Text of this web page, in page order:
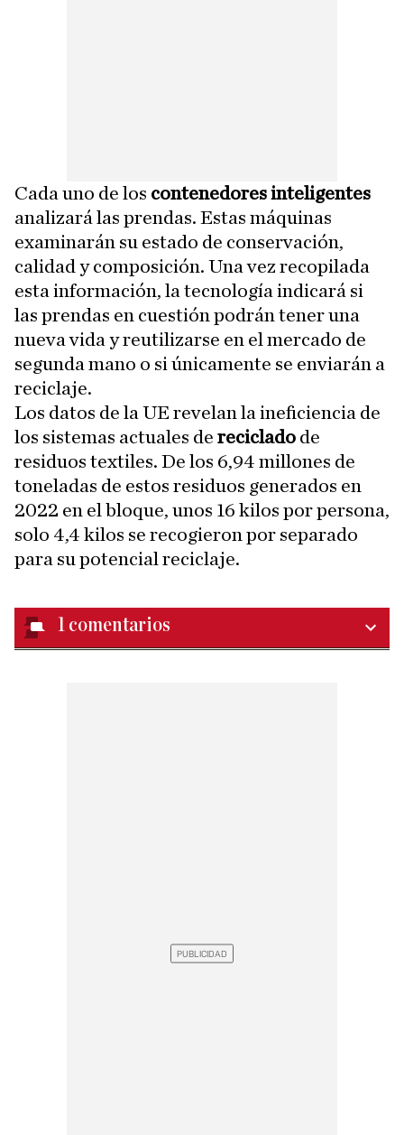
Cada uno de los contenedores inteligentes
analizará las prendas. Estas máquinas
examinarán su estado de conservación,
calidad y composición. Una vez recopilada
esta información, la tecnología indicará si
las prendas en cuestión podrán tener una
nueva vida y reutilizarse en el mercado de
segunda mano o si únicamente se enviarán a
reciclaje.
Los datos de la UE revelan la ineficiencia de
los sistemas actuales de reciclado de
residuos textiles. De los 6,94 millones de
toneladas de estos residuos generados en
2022 en el bloque, unos 16 kilos por persona,
solo 4,4 kilos se recogieron por separado
para su potencial reciclaje.
1 comentarios